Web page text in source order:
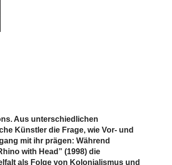
Aus unterschiedlichen
Künstler die Frage, wie Vor- und
mit ihr prägen: Während
with Head” (1998) die
als Folge von Kolonialismus und